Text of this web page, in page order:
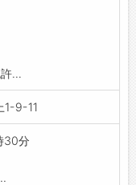
新潟市周辺のお客
い配送します。
しますので、安心
...
1-9-11
30分